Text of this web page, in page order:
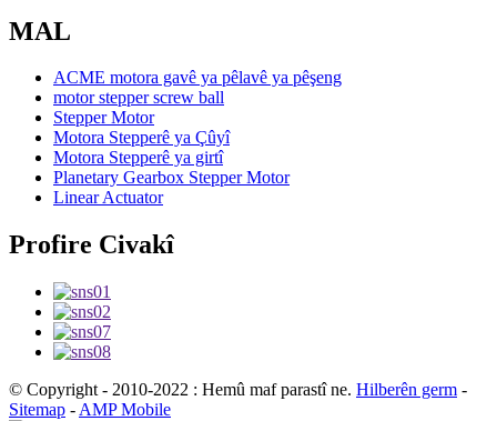
MAL
ACME motora gavê ya pêlavê ya pêşeng
motor stepper screw ball
Stepper Motor
Motora Stepperê ya Çûyî
Motora Stepperê ya girtî
Planetary Gearbox Stepper Motor
Linear Actuator
Profire Civakî
© Copyright - 2010-2022 : Hemû maf parastî ne. Hilberên germ -
Sitemap - AMP Mobile